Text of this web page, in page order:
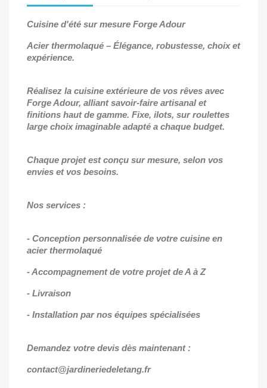
Cuisine d'été sur mesure Forge Adour
Acier thermolaqué – Élégance, robustesse, choix et
expérience.
Réalisez la cuisine extérieure de vos rêves avec
Forge Adour, alliant savoir-faire artisanal et
finitions haut de gamme. Fixe, ilots, sur roulettes
large choix imaginable adapté a chaque budget.
Chaque projet est conçu sur mesure, selon vos
envies et vos besoins.
Nos services :
- Conception personnalisée de votre cuisine en
acier thermolaqué
- Accompagnement de votre projet de A à Z
- Livraison
- Installation par nos équipes spécialisées
Demandez votre devis dès maintenant :
contact@jardineriedeletang.fr